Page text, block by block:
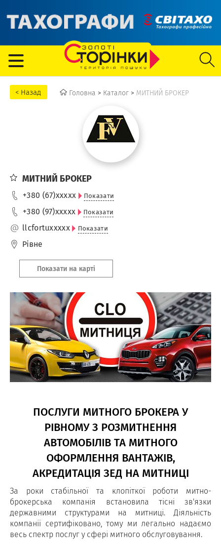
Головна > Каталог > МИТНИЙ БРОКЕР
МИТНИЙ БРОКЕР
+380 (67)xxxxx Показати
+380 (97)xxxxx Показати
llcfortuxxxxx Показати
Рівне
Показати на карті
ПОСЛУГИ МИТНОГО БРОКЕРА У
РІВНОМУ З РОЗМИТНЕННЯ
АВТОМОБІЛІВ ТА МИТНОГО
ОФОРМЛЕННЯ ВАНТАЖІВ,
АКРЕДИТАЦІЯ ЗЕД НА МИТНИЦІ
За роки стабільної та клопіткої роботи митно-
брокерська компанія встановила тісні зв'язки
державними структурами на митниці. Діяльність
компанії сертифіковано, тому ми легально надаємо
весь спектр послуг у сфері митного обслуговування.